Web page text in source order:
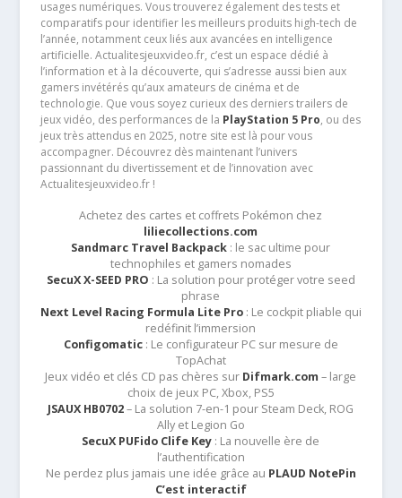
usages numériques. Vous trouverez également des tests et
comparatifs pour identifier les meilleurs produits high-tech de
l’année, notamment ceux liés aux avancées en intelligence
artificielle. Actualitesjeuxvideo.fr, c’est un espace dédié à
l’information et à la découverte, qui s’adresse aussi bien aux
gamers invétérés qu’aux amateurs de cinéma et de
technologie. Que vous soyez curieux des derniers trailers de
jeux vidéo, des performances de la PlayStation 5 Pro, ou des
jeux très attendus en 2025, notre site est là pour vous
accompagner. Découvrez dès maintenant l’univers
passionnant du divertissement et de l’innovation avec
Actualitesjeuxvideo.fr !
Achetez des cartes et coffrets Pokémon chez
liliecollections.com
Sandmarc Travel Backpack : le sac ultime pour
technophiles et gamers nomades
SecuX X-SEED PRO : La solution pour protéger votre seed
phrase
Next Level Racing Formula Lite Pro: Le cockpit pliable qui
redéfinit l’immersion
Configomatic: Le configurateur PC sur mesure de
TopAchat
Jeux vidéo et clés CD pas chères sur Difmark.com – large
choix de jeux PC, Xbox, PS5
JSAUX HB0702– La solution 7-en-1 pour Steam Deck, ROG
Ally et Legion Go
SecuX PUFido Clife Key : La nouvelle ère de
l’authentification
Ne perdez plus jamais une idée grâce au PLAUD NotePin
C’est interactif